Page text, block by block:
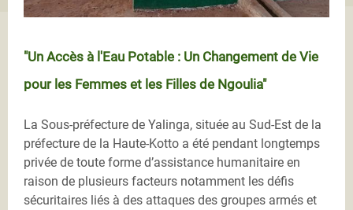
"Un Accès à l'Eau Potable : Un Changement de Vie
pour les Femmes et les Filles de Ngoulia"
La Sous-préfecture de Yalinga, située au Sud-Est de la
préfecture de la Haute-Kotto a été pendant longtemps
privée de toute forme d’assistance humanitaire en
raison de plusieurs facteurs notamment les défis
sécuritaires liés à des attaques des groupes armés et